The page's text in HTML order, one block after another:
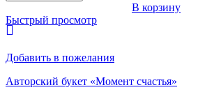
В корзину
Быстрый просмотр
Добавить в пожелания
Авторский букет «Момент счастья»